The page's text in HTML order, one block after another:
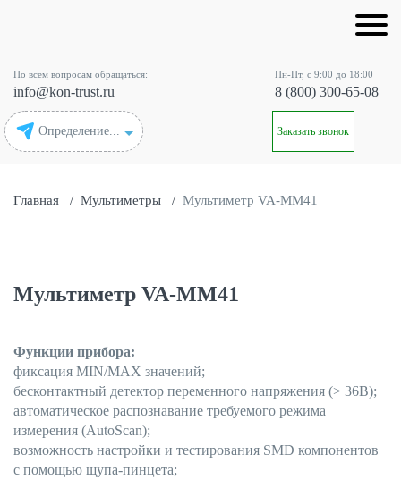
Определение...
По всем вопросам обращаться:
info@kon-trust.ru
Пн-Пт, с 9:00 до 18:00
8 (800) 300-65-08
Заказать звонок
Главная / Мультиметры / Мультиметр VA-MM41
Мультиметр VA-MM41
Функции прибора:
фиксация MIN/MAX значений;
бесконтактный детектор переменного напряжения (> 36В);
автоматическое распознавание требуемого режима
измерения (AutoScan);
возможность настройки и тестирования SMD компонентов
с помощью щупа-пинцета;